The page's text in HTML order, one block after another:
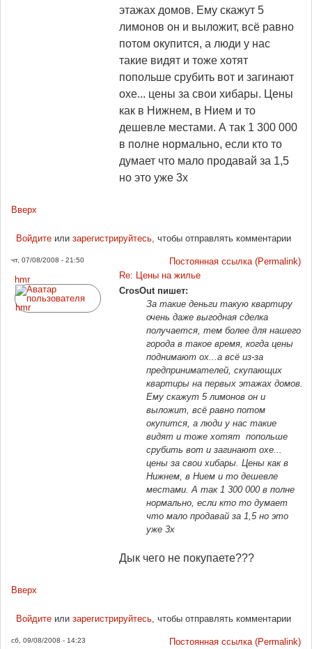
этажах домов. Ему скажут 5
лимонов он и выложит, всё равно
потом окупится, а люди у нас
такие видят и тоже хотят
попольше срубить вот и загинают
охе... цены за свои хибары. Цены
как в Нижнем, в Нием и то
дешевле местами. А так 1 300 000
в полне нормально, если кто то
думает что мало продавай за 1,5
но это уже 3х
Вверх
Войдитеили зарегистрируйтесь, чтобы отправлять комментарии
чт, 07/08/2008 - 21:50
Постоянная ссылка (Permalink)
hmr
Re: Цены на жилье
CrosOut пишет:
За такие деньги такую квартиру
очень даже выгодная сделка
получается, тем более для нашего
города в такое время, когда цены
поднимают ох...а всё из-за
предпринимателей, скупающих
квартиры на первых этажах домов.
Ему скажут 5 лимонов он и
выложит, всё равно потом
окупится, а люди у нас такие
видят и тоже хотят попольше
срубить вот и загинают охе...
цены за свои хибары. Цены как в
Нижнем, в Нием и то дешевле
местами. А так 1 300 000 в полне
нормально, если кто то думает
что мало продавай за 1,5 но это
уже 3х
Дык чего не покупаете???
Вверх
Войдитеили зарегистрируйтесь, чтобы отправлять комментарии
сб, 09/08/2008 - 14:23
Постоянная ссылка (Permalink)